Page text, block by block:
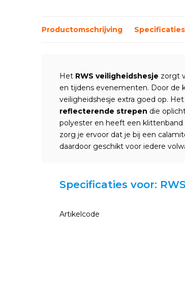
Productomschrijving Specificaties
Het RWS veiligheidshesje zorgt
en tijdens evenementen. Door de
veiligheidshesje extra goed op.
reflecterende strepen die
polyester en heeft een klittenband
zorg je ervoor dat je bij een
daardoor geschikt voor iedere
Specificaties voor:
Artikelcode